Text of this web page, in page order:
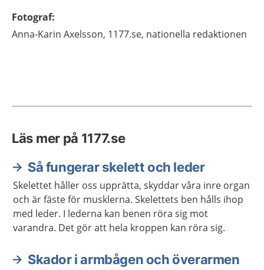
Fotograf:
Anna-Karin Axelsson, 1177.se, nationella redaktionen
Läs mer på 1177.se
Så fungerar skelett och leder
Skelettet håller oss upprätta, skyddar våra inre organ
och är fäste för musklerna. Skelettets ben hålls ihop
med leder. I lederna kan benen röra sig mot
varandra. Det gör att hela kroppen kan röra sig.
Skador i armbågen och överarmen